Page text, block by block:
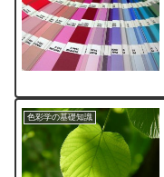
色彩学の基礎知識